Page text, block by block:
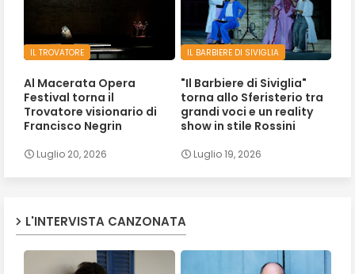
IL TROVATORE
Al Macerata Opera
Festival torna il
Trovatore visionario di
Francisco Negrin
Luglio 20, 2026
IL BARBIERE DI SIVIGLIA
"Il Barbiere di Siviglia"
torna allo Sferisterio tra
grandi voci e un reality
show in stile Rossini
Luglio 19, 2026
L'INTERVISTA CANZONATA